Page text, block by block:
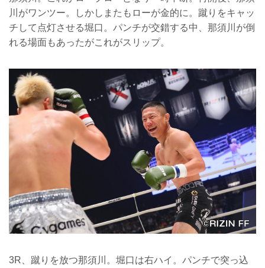
川がワンツー。しかしまたもローが金的に。蹴りをキャッ
チして点灯させる堀口。パンチが交錯する中、那須川が倒
れる場面もあったがこれがスリップ。
3R、蹴りを放つ那須川。堀口は右ハイ。パンチで突っ込